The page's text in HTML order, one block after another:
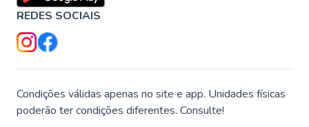
REDES SOCIAIS
Condições válidas apenas no site e app. Unidades físicas
poderão ter condições diferentes. Consulte!